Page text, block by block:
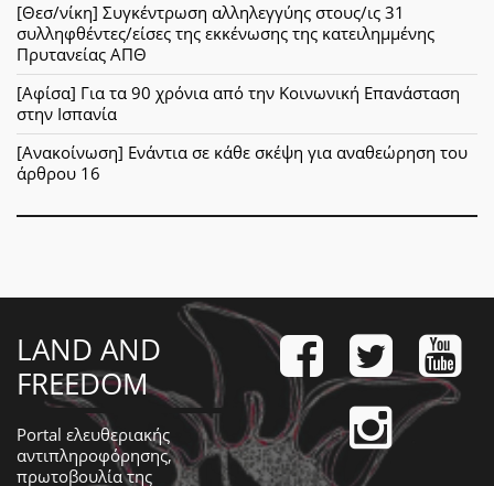
[Θεσ/νίκη] Συγκέντρωση αλληλεγγύης στους/ις 31
συλληφθέντες/είσες της εκκένωσης της κατειλημμένης
Πρυτανείας ΑΠΘ
[Αφίσα] Για τα 90 χρόνια από την Κοινωνική Επανάσταση
στην Ισπανία
[Ανακοίνωση] Ενάντια σε κάθε σκέψη για αναθεώρηση του
άρθρου 16
LAND AND
FREEDOM
Portal ελευθεριακής
αντιπληροφόρησης,
πρωτοβουλία της